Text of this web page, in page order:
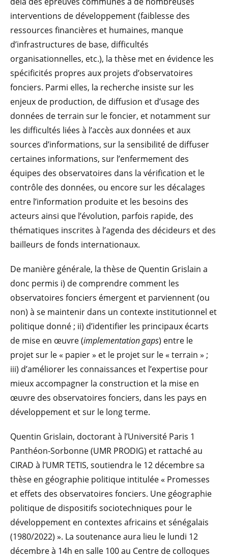
interventions de développement (faiblesse des
ressources financières et humaines, manque
d’infrastructures de base, difficultés
organisationnelles, etc.), la thèse met en évidence les
spécificités propres aux projets d’observatoires
fonciers. Parmi elles, la recherche insiste sur les
enjeux de production, de diffusion et d’usage des
données de terrain sur le foncier, et notamment sur
les difficultés liées à l’accès aux données et aux
sources d’informations, sur la sensibilité de diffuser
certaines informations, sur l’enfermement des
équipes des observatoires dans la vérification et le
contrôle des données, ou encore sur les décalages
entre l’information produite et les besoins des
acteurs ainsi que l’évolution, parfois rapide, des
thématiques inscrites à l’agenda des décideurs et des
bailleurs de fonds internationaux.
De manière générale, la thèse de Quentin Grislain a
donc permis i) de comprendre comment les
observatoires fonciers émergent et parviennent (ou
non) à se maintenir dans un contexte institutionnel et
politique donné ; ii) d’identifier les principaux écarts
de mise en œuvre (implementation gaps) entre le
projet sur le « papier » et le projet sur le « terrain » ;
iii) d’améliorer les connaissances et l’expertise pour
mieux accompagner la construction et la mise en
œuvre des observatoires fonciers, dans les pays en
développement et sur le long terme.
Quentin Grislain, doctorant à l’Université Paris 1
Panthéon-Sorbonne (UMR PRODIG) et rattaché au
CIRAD à l’UMR TETIS, soutiendra le 12 décembre sa
thèse en géographie politique intitulée « Promesses
et effets des observatoires fonciers. Une géographie
politique de dispositifs sociotechniques pour le
développement en contextes africains et sénégalais
(1980/2022) ». La soutenance aura lieu le lundi 12
décembre à 14h en salle 100 au Centre de colloques